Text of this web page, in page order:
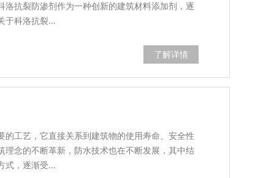
洛抗裂防渗剂作为一种创新的建筑材料添加剂，逐
于科洛抗裂…
了解详情
的工艺，它直接关系到建筑物的使用寿命、安全性
理念的不断革新，防水技术也在不断发展，其中结
式，逐渐受…